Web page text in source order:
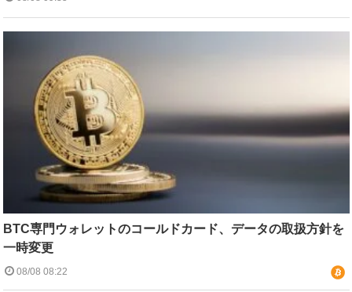
BTC専門ウォレットのコールドカード、データの取扱方針を
一時変更
08/08 08:22